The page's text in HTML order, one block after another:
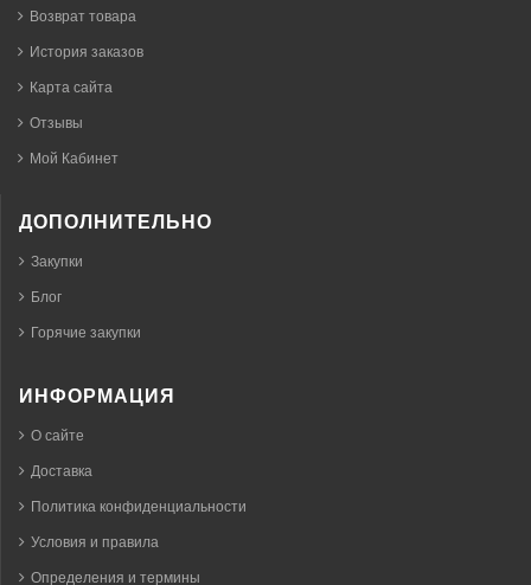
Возврат товара
История заказов
Карта сайта
Отзывы
Мой Кабинет
ДОПОЛНИТЕЛЬНО
Закупки
Блог
Горячие закупки
ИНФОРМАЦИЯ
О сайте
Доставка
Политика конфиденциальности
Условия и правила
Определения и термины